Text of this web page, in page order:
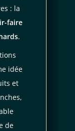
: la
faire
.
idée
et
de